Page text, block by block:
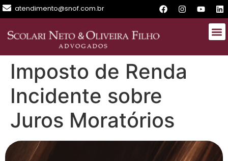
atendimento@snof.com.br
Imposto de Renda
Incidente sobre
Juros Moratórios